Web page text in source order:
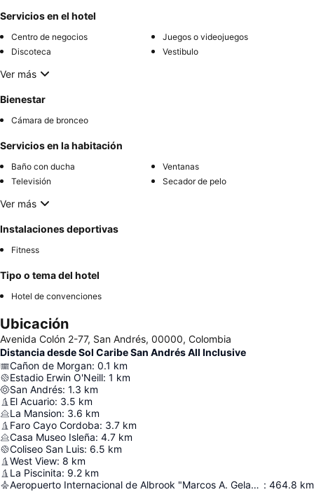
Servicios en el hotel
Centro de negocios
Juegos o videojuegos
Discoteca
Vestibulo
Ver más
Bienestar
Cámara de bronceo
Servicios en la habitación
Baño con ducha
Ventanas
Televisión
Secador de pelo
Ver más
Instalaciones deportivas
Fitness
Tipo o tema del hotel
Hotel de convenciones
Ubicación
Avenida Colón 2-77, San Andrés, 00000, Colombia
Distancia desde Sol Caribe San Andrés All Inclusive
Cañon de Morgan: 0.1 km
Estadio Erwin O'Neill: 1 km
San Andrés: 1.3 km
El Acuario: 3.5 km
La Mansion: 3.6 km
Faro Cayo Cordoba: 3.7 km
Casa Museo Isleña: 4.7 km
Coliseo San Luis: 6.5 km
West View: 8 km
La Piscinita: 9.2 km
Aeropuerto Internacional de Albrook "Marcos A. Gelabert" : 464.8 km